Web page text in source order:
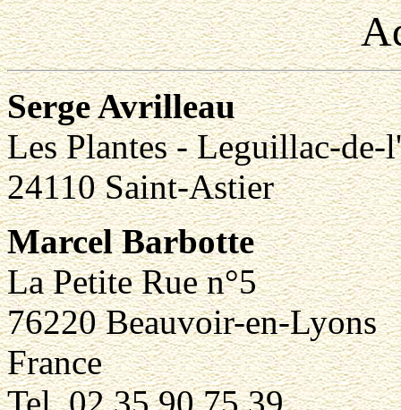
Serge Avrilleau
Les Plantes - Leguillac-de-
24110 Saint-Astier
Marcel Barbotte
La Petite Rue n°5
76220 Beauvoir-en-Lyons
France